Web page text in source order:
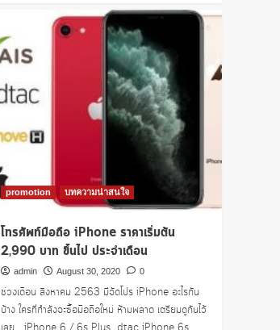
แนะ
promotion บทความน่าสนใจ
โทรศัพท์มือถือ iPhone ราคาเริ่มต้น
2,990 บาท ขึ้นไป ประจำเดือน
admin August 30, 2020 0
ช่วงเดือน สิงหาคม 2563 มีจัดโปร iPhone อะไรกัน
บ้าง ใครที่กำลังจะซื้อมือถือใหม่ ห้ามพลาด เตรียมดูกันไว้